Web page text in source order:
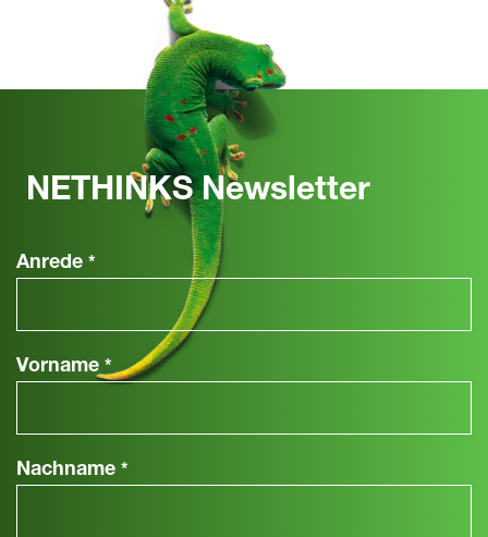
NETHINKS Newsletter
Anrede *
Vorname *
Nachname *